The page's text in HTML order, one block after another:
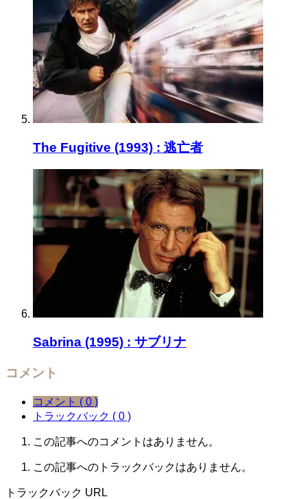
The Fugitive (1993) : 逃亡者
Sabrina (1995) : サブリナ
コメント
コメント ( 0 )
トラックバック ( 0 )
この記事へのコメントはありません。
この記事へのトラックバックはありません。
トラックバック URL